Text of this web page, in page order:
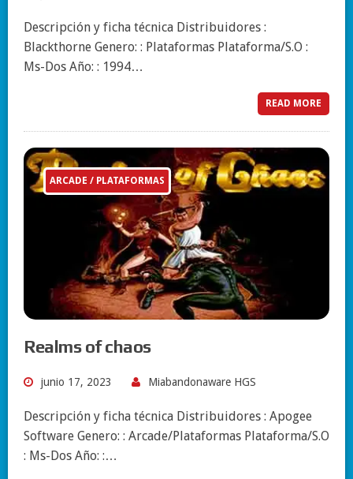
Descripción y ficha técnica Distribuidores :
Blackthorne Genero: : Plataformas Plataforma/S.O :
Ms-Dos Año: : 1994…
READ MORE
ARCADE / PLATAFORMAS
Realms of chaos
junio 17, 2023 Miabandonaware HGS
Descripción y ficha técnica Distribuidores : Apogee
Software Genero: : Arcade/Plataformas Plataforma/S.O
: Ms-Dos Año: :…